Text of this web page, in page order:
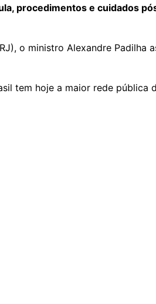
procedimentos e cuidados
o ministro Alexandre Padilha
tem hoje a maior rede pública